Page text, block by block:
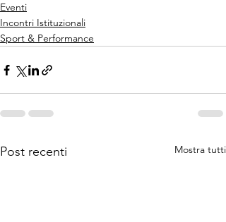
Eventi
Incontri Istituzionali
Sport & Performance
Post recenti Mostra tutti